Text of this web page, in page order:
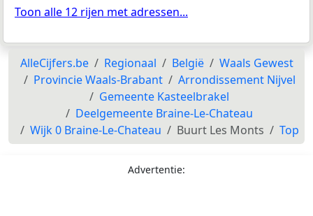
Toon alle 12 rijen met adressen...
AlleCijfers.be Regionaal België
Waals Gewest
Provincie Waals-Brabant
Arrondissement Nijvel
Gemeente Kasteelbrakel
Deelgemeente Braine-Le-Chateau
Wijk 0 Braine-Le-Chateau
Buurt Les Monts Top
Advertentie: